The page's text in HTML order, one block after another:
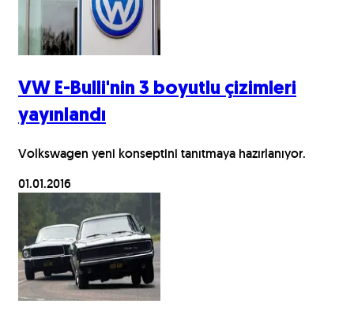
VW E-Bulli'nin 3 boyutlu çizimleri
yayınlandı
Volkswagen yeni konseptini tanıtmaya hazırlanıyor.
01.01.2016